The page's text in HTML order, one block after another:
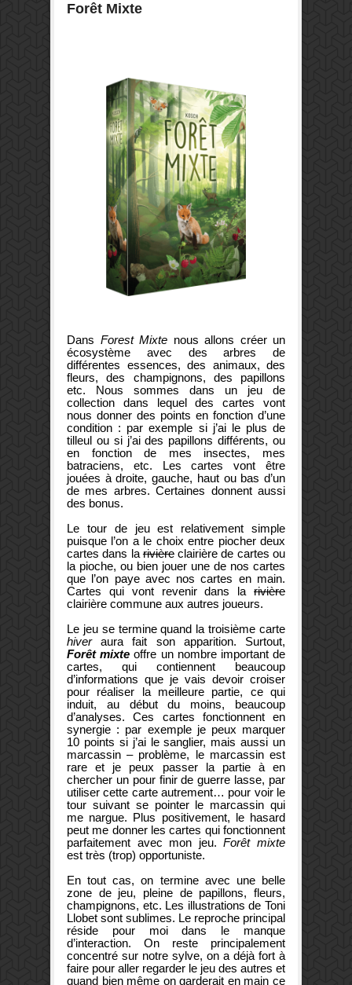
Forêt Mixte
Dans Forest Mixte nous allons créer un
écosystème avec des arbres de
différentes essences, des animaux, des
fleurs, des champignons, des papillons
etc. Nous sommes dans un jeu de
collection dans lequel des cartes vont
nous donner des points en fonction d’une
condition : par exemple si j’ai le plus de
tilleul ou si j’ai des papillons différents, ou
en fonction de mes insectes, mes
batraciens, etc. Les cartes vont être
jouées à droite, gauche, haut ou bas d’un
de mes arbres. Certaines donnent aussi
des bonus.
Le tour de jeu est relativement simple
puisque l’on a le choix entre piocher deux
cartes dans larivièreclairière de cartes ou
la pioche, ou bien jouer une de nos cartes
que l’on paye avec nos cartes en main.
Cartes qui vont revenir dans la rivière
clairière commune aux autres joueurs.
Le jeu se termine quand la troisième carte
hiveraura fait son apparition. Surtout,
Forêt mixte offre un nombre important de
cartes, qui contiennent beaucoup
d’informations que je vais devoir croiser
pour réaliser la meilleure partie, ce qui
induit, au début du moins, beaucoup
d’analyses. Ces cartes fonctionnent en
synergie : par exemple je peux marquer
10 points si j’ai le sanglier, mais aussi un
marcassin – problème, le marcassin est
rare et je peux passer la partie à en
chercher un pour finir de guerre lasse, par
utiliser cette carte autrement… pour voir le
tour suivant se pointer le marcassin qui
me nargue. Plus positivement, le hasard
peut me donner les cartes qui fonctionnent
parfaitement avec mon jeu.Forêt mixte
est très (trop) opportuniste.
En tout cas, on termine avec une belle
zone de jeu, pleine de papillons, fleurs,
champignons, etc. Les illustrations de Toni
Llobet sont sublimes. Le reproche principal
réside pour moi dans le manque
d’interaction. On reste principalement
concentré sur notre sylve, on a déjà fort à
faire pour aller regarder le jeu des autres et
quand bien même on garderait en main ce